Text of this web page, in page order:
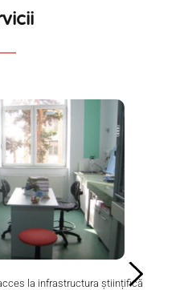
la infrastructura științifică